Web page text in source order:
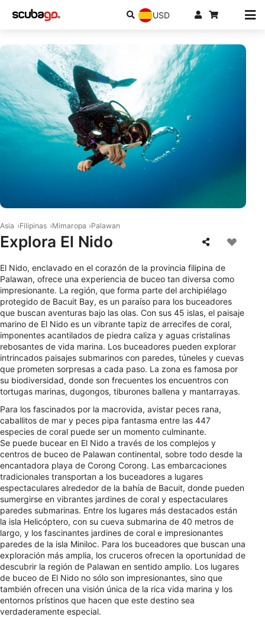
USD
Asia Filipinas Mimaropa Palawan
Explora El Nido
El Nido, enclavado en el corazón de la provincia filipina de
Palawan, ofrece una experiencia de buceo tan diversa como
impresionante. La región, que forma parte del archipiélago
protegido de Bacuit Bay, es un paraíso para los buceadores
que buscan aventuras bajo las olas. Con sus 45 islas, el paisaje
marino de El Nido es un vibrante tapiz de arrecifes de coral,
imponentes acantilados de piedra caliza y aguas cristalinas
rebosantes de vida marina. Los buceadores pueden explorar
intrincados paisajes submarinos con paredes, túneles y cuevas
que prometen sorpresas a cada paso. La zona es famosa por
su biodiversidad, donde son frecuentes los encuentros con
tortugas marinas, dugongos, tiburones ballena y mantarrayas.
Para los fascinados por la macrovida, avistar peces rana,
caballitos de mar y peces pipa fantasma entre las 447
especies de coral puede ser un momento culminante.
Se puede bucear en El Nido a través de los complejos y
centros de buceo de Palawan continental, sobre todo desde la
encantadora playa de Corong Corong. Las embarcaciones
tradicionales transportan a los buceadores a lugares
espectaculares alrededor de la bahía de Bacuit, donde pueden
sumergirse en vibrantes jardines de coral y espectaculares
paredes submarinas. Entre los lugares más destacados están
la isla Helicóptero, con su cueva submarina de 40 metros de
largo, y los fascinantes jardines de coral e impresionantes
paredes de la isla Miniloc. Para los buceadores que buscan una
exploración más amplia, los cruceros ofrecen la oportunidad de
descubrir la región de Palawan en sentido amplio. Los lugares
de buceo de El Nido no sólo son impresionantes, sino que
también ofrecen una visión única de la rica vida marina y los
entornos prístinos que hacen que este destino sea
verdaderamente especial.